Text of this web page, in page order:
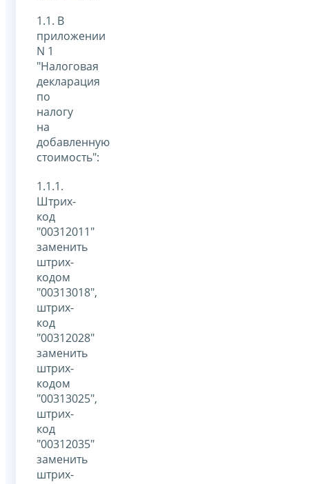
1.1. В
приложении
N 1
"Налоговая
декларация
по
налогу
на
добавленную
стоимость":
1.1.1.
Штрих-
код
"00312011"
заменить
штрих-
кодом
"00313018",
штрих-
код
"00312028"
заменить
штрих-
кодом
"00313025",
штрих-
код
"00312035"
заменить
штрих-